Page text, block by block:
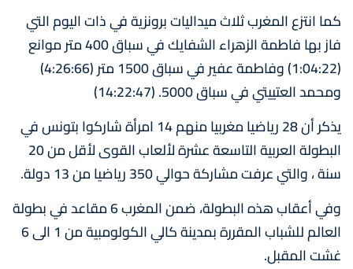
كما انتزع المغرب ثلاث ميداليات برونزية في ذات اليوم التي
فاز بها فاطمة الزهراء الشفايك في سباق 400 متر موانع
(1:04:22) وفاطمة عفير في سباق 1500 متر (4:26:66)
ومحمد العتييتي في سباق 5000. (14:22:47)
يذكر أن 28 رياضيا مغربيا منهم 14 امرأة شاركوا بتونس في
البطولة العربية التاسعة عشرة لألعاب القوى لأقل من 20
سنة ، والتي عرفت مشاركة حوالي 350 رياضيا من 13 دولة.
وفي أعقاب هذه البطولة، ضمن المغرب 6 مقاعد في بطولة
العالم للشباب المقررة بمدينة كالي الكولومبية من 1 الى 6
غشت المقبل.